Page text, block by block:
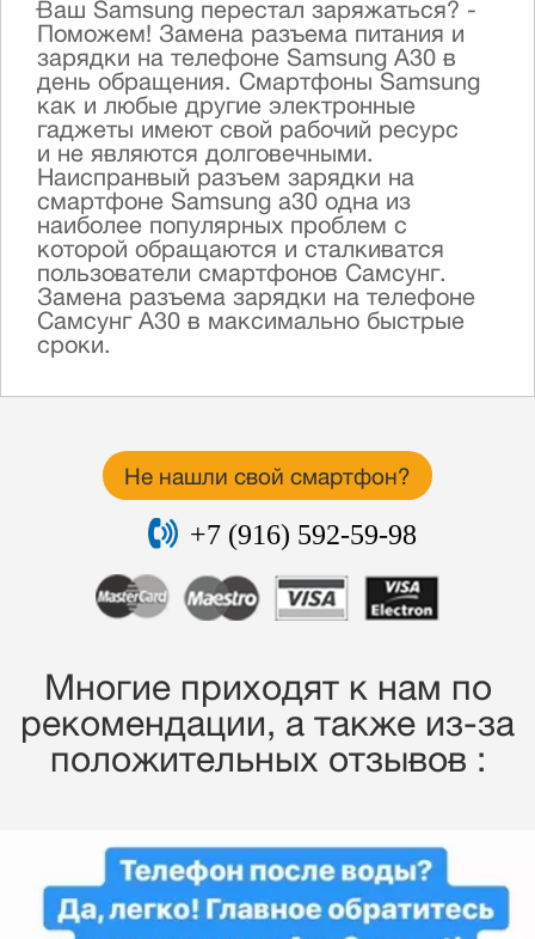
Ваш Samsung перестал заряжаться? -
Поможем! Замена разъема питания и
зарядки на телефоне Samsung A30 в
день обращения. Смартфоны Samsung
как и любые другие электронные
гаджеты имеют свой рабочий ресурc
и не являются долговечными.
Наиспранвый разъем зарядки на
смартфоне Samsung a30 одна из
наиболее популярных проблем с
которой обращаются и сталкиватся
пользователи смартфонов Самсунг.
Замена разъема зарядки на телефоне
Самсунг А30 в максимально быстрые
сроки.
Не нашли свой смартфон?
+7 (916) 592-59-98
Многие приходят к нам по
рекомендации, a также из-за
положительных отзывов :